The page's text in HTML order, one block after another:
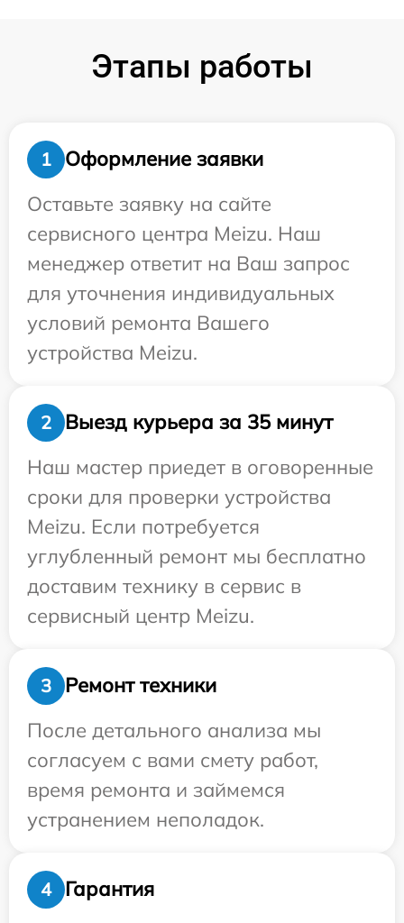
Этапы работы
1
Оформление заявки
Оставьте заявку на сайте
сервисного центра Meizu. Наш
менеджер ответит на Ваш запрос
для уточнения индивидуальных
условий ремонта Вашего
устройства Meizu.
2
Выезд курьера за 35 минут
Наш мастер приедет в оговоренные
сроки для проверки устройства
Meizu. Если потребуется
углубленный ремонт мы бесплатно
доставим технику в сервис в
сервисный центр Meizu.
3
Ремонт техники
После детального анализа мы
согласуем с вами смету работ,
время ремонта и займемся
устранением неполадок.
4
Гарантия